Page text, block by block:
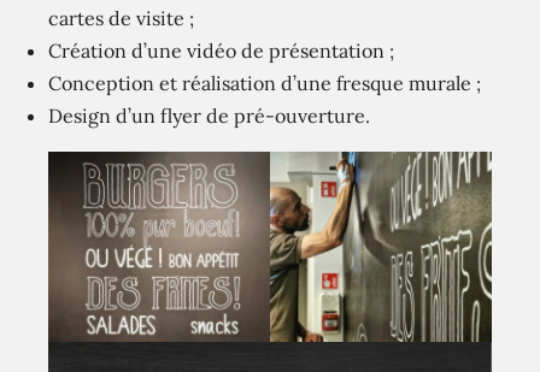
cartes de visite ;
Création d’une vidéo de présentation ;
Conception et réalisation d’une fresque murale ;
Design d’un flyer de pré-ouverture.